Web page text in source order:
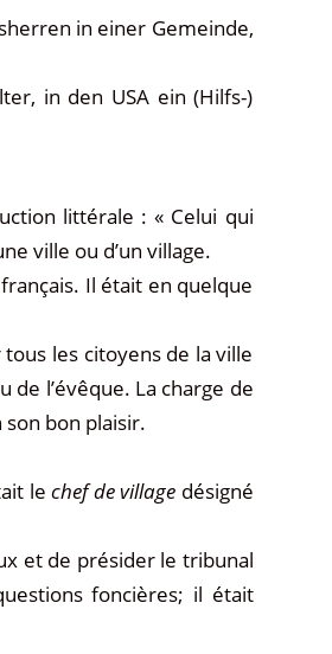
in einer Gemeinde,
in den USA ein (Hilfs-)
littérale : « Celui qui
ville ou d’un village.
Il était en quelque
les citoyens de la ville
de l’évêque. La charge de
bon plaisir.
lechef de village désigné
et de présider le tribunal
foncières; il était